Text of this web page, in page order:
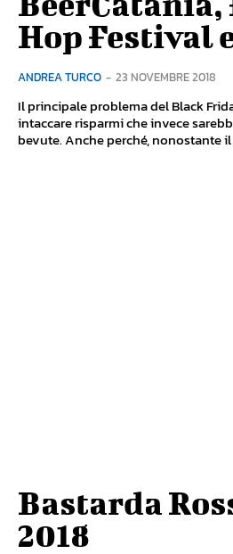
Hop Festival
ANDREA TURCO - 23 NOVEMBRE 2018
Il principale problema del Black
intaccare risparmi che invece
bevute. Anche perché, nonostante il
Bastarda
2018